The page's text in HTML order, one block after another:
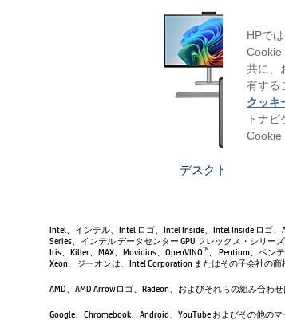
デスクトップ
Intel、インテル、Intel ロゴ、Intel Inside、Intel Inside ロゴ、
Series、インテル データセンター GPU フレックス・シリー
Iris、Killer、MAX、Movidius、OpenVINOTM
、 Pentium、ペン
Xeon、ジーオンは、Intel Corporation またはその子会社の商
AMD、AMD Arrowロゴ、Radeon、およびそれらの組み合わせ
Google、Chromebook、Android、YouTube およびその他の
HPで
Cookie
共に、
有する
クッキ
トナ
Cookie